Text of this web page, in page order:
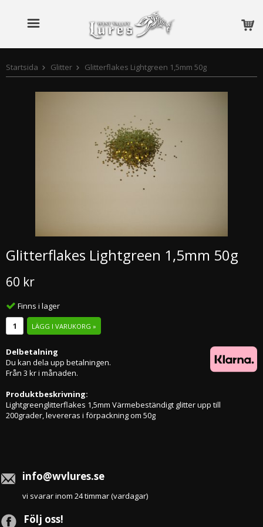
Startsida Glitter Glitterflakes Lightgreen 1,5mm 50g
Glitterflakes Lightgreen 1,5mm 50g
60 kr
Finns i lager
LÄGG I VARUKORG »
Delbetalning
Du kan dela upp betalningen.
Från 3 kr i månaden.
Produktbeskrivning:
Lightgreenglitterflakes 1,5mm Värmebeständigt glitter upp till
200grader, levereras i förpackning om 50g
info@wvlures.se
vi svarar inom 24 timmar (vardagar)
Följ oss!